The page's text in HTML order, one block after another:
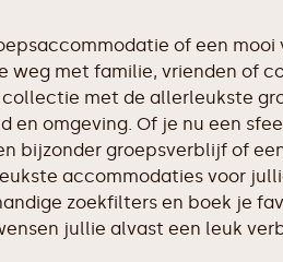
of een mooi
weg met familie, vrienden of
collectie met de allerleukste
en omgeving. Of je nu een
bijzonder groepsverblijf of
accommodaties voor
zoekfilters en boek je
jullie alvast een leuk